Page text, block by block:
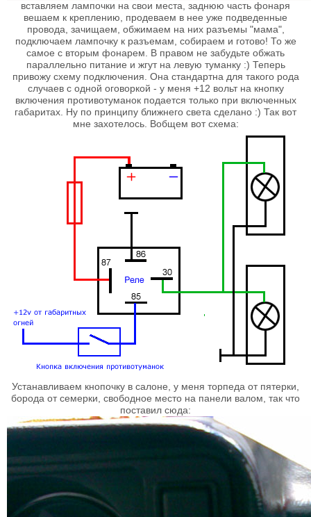
вставляем лампочки на свои места, заднюю часть фонаря
вешаем к креплению, продеваем в нее уже подведенные
провода, зачищаем, обжимаем на них разъемы "мама",
подключаем лампочку к разъемам, собираем и готово! То же
самое с вторым фонарем. В правом не забудьте обжать
параллельно питание и жгут на левую туманку :) Теперь
привожу схему подключения. Она стандартна для такого рода
случаев с одной оговоркой - у меня +12 вольт на кнопку
включения противотуманок подается только при включенных
габаритах. Ну по принципу ближнего света сделано :) Так вот
мне захотелось. Вобщем вот схема:
Устанавливаем кнопочку в салоне, у меня торпеда от пятерки,
борода от семерки, свободное место на панели валом, так что
поставил сюда: